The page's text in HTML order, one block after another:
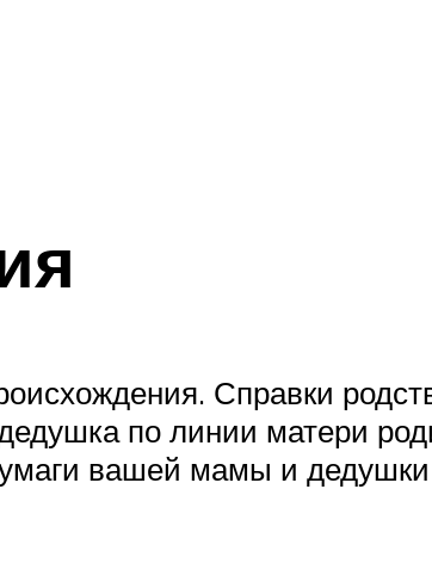
Справки
по линии матери
вашей мамы и